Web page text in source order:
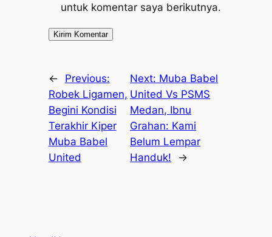
untuk komentar saya berikutnya.
←
Previous:
Robek Ligamen,
Begini Kondisi
Terakhir Kiper
Muba Babel
United
Next: Muba Babel
United Vs PSMS
Medan, Ibnu
Grahan: Kami
Belum Lempar
Handuk!
→